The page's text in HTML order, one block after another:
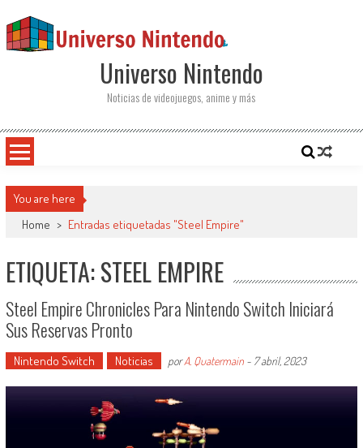
Universo Nintendo
Noticias de videojuegos, anime y más
You are here
Home > Entradas etiquetadas "Steel Empire"
ETIQUETA: STEEL EMPIRE
Steel Empire Chronicles Para Nintendo Switch Iniciará
Sus Reservas Pronto
Nintendo Switch Noticias porA. Quatermain- 7 abril, 2023